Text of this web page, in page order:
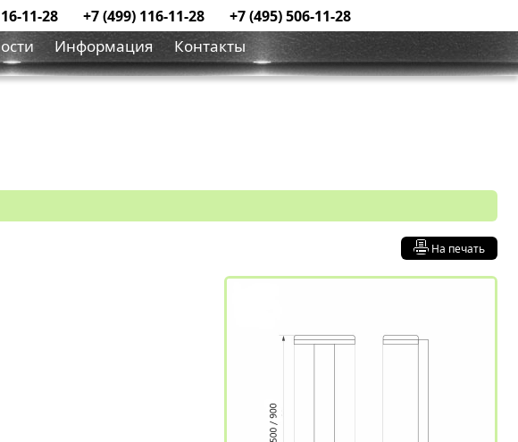
11-28 +7 (499) 116-11-28 +7 (495) 506-11-28
Информация Контакты
На печать